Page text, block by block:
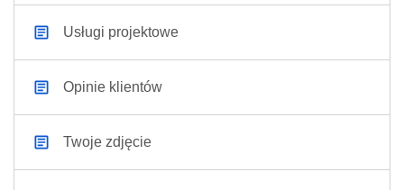
Usługi projektowe
Opinie klientów
Twoje zdjęcie